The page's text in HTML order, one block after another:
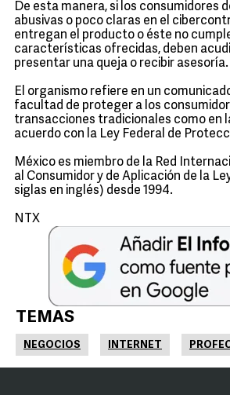
De esta manera, si los consumidores
abusivas o poco claras en el
entregan el producto o éste no
características ofrecidas, deben
presentar una queja o recibir asesoría.
El organismo refiere en un
facultad de proteger a los
transacciones tradicionales como en
acuerdo con la Ley Federal de
México es miembro de la Red
al Consumidor y de Aplicación de la
siglas en inglés) desde 1994.
NTX
TEMAS
NEGOCIOS INTERNET